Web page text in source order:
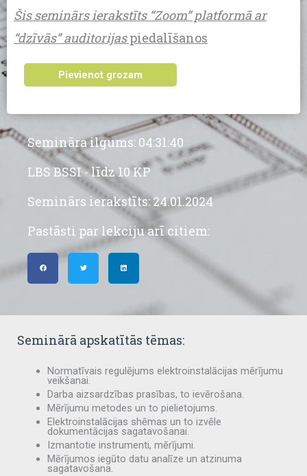
Šis seminārs ierakstīts “Zoom” platformā ar
“dzīvās” auditorijaspiedalīšanos
Elektroinstalācijas
mērījumi
ugunsdrošības
noteikumiem
dokumentācijas
daudzums
Pievienot grozam
Semināra ilgums: 04:31:40
LBS BSSI - līdz 10 KP
Seminārs ierakstīts: 24.01.2024
Pastāsti par lekciju arī citiem:
Seminārā apskatītās tēmas:
Normatīvais regulējums elektroinstalācijas mērījumu
veikšanai.
Darba aizsardzības prasības, to ievērošana.
Mērījumu metodes un to pielietojums.
Elektroinstalācijas shēmas un to izvēle
dokumentācijas sagatavošanai.
Izmantotie instrumenti, mērījumi.
Mērījumos iegūto datu analīze un atzinuma
sagatavošana.